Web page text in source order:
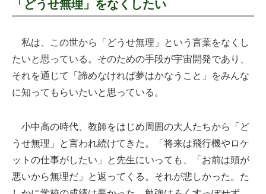
「どうせ無理」をなくしたい
私は、この世から「どうせ無理」という言葉をなくし
たいと思っている。そのための手段が宇宙開発であり、
それを通じて「諦めなければ夢はかなうこと」をみんな
に知ってもらいたいと思っている。
小中高の時代、教師をはじめ周囲の大人たちから「ど
うせ無理」と言われ続けてきた。「将来は飛行機やロケ
ットの仕事がしたい」と先生にいっても、「お前は頭が
悪いから無理だ」と返ってくる。それが悲しかった。た